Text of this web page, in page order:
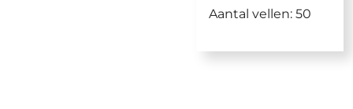
Aantal vellen: 50